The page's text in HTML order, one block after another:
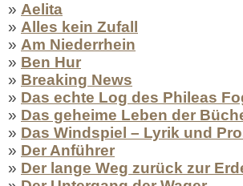
» Aelita
» Alles kein Zufall
» Am Niederrhein
» Ben Hur
» Breaking News
» Das echte Log des Phileas
» Das geheime Leben der
» Das Windspiel – Lyrik und
» Der Anführer
» Der lange Weg zurück zur